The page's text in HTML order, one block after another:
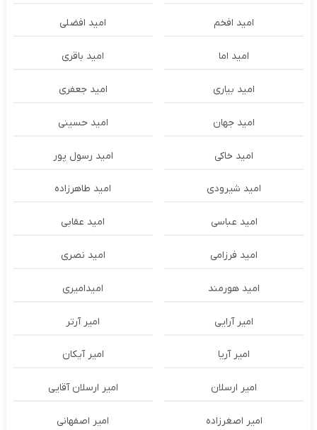
امید افخم امید افضلی
امید اما امید باقری
امید بیاری امید جعفری
امید جهان امید حسینی
امید خاکی امید رسول پور
امید شیرودی امید طاهرزاده
امید عباسی امید عقابی
امید فرزامی امید نصری
امید هورمند امیدامیری
امیر آرایی امیر آرتر
امیر آریا امیر آیکان
امیر ارسلان امیر ارسلان آقایی
امیر اصغرزاده امیر اصفهانی